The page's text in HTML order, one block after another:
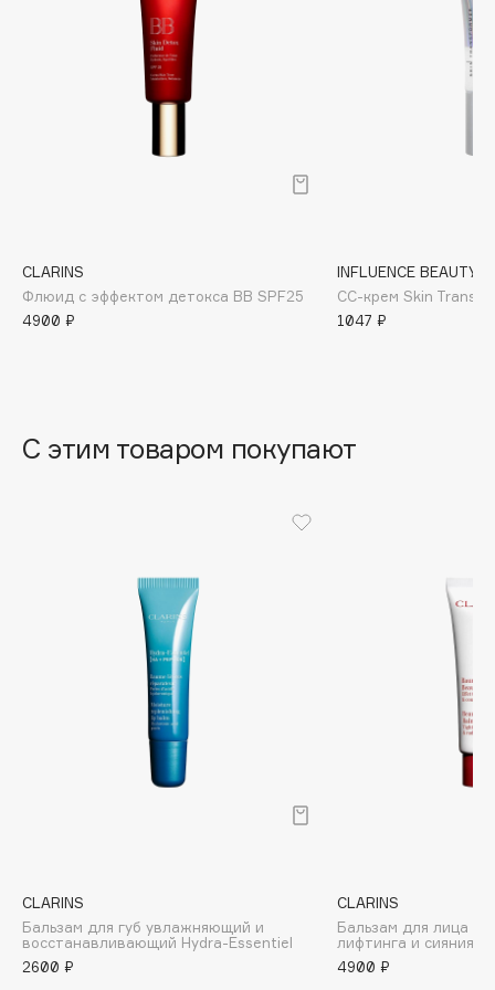
Beauty Pati
Beautyblades
Biodance
Boadicea The Victorious
Byredo
CLARINS
Флюид с эффектом детокса BB SPF25
4900 ₽
INFLUENCE BEAUTY
СС-крем Skin
1047 ₽
С этим товаром покупают
CLARINS
Бальзам для губ увлажняющий и
восстанавливающий Hydra-Essentiel
2600 ₽
CLARINS
Бальзам для лица с
лифтинга и сияния
4900 ₽